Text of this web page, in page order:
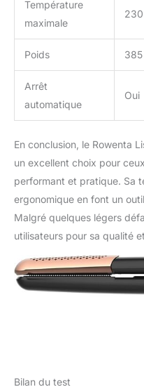
Température
maximale
230
Poids
Arrêt
automatique
Oui
En conclusion, le Rowenta
un excellent choix pour
performant et pratique. Sa
ergonomique en font un
Malgré quelques légers
utilisateurs pour sa qualité
Bilan du test